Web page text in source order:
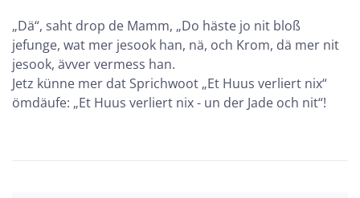
„Dä“, saht drop de Mamm, „Do häste jo nit bloß
jefunge, wat mer jesook han, nä, och Krom, dä mer nit
jesook, ävver vermess han.
Jetz künne mer dat Sprichwoot „Et Huus verliert nix“
ömdäufe: „Et Huus verliert nix - un der Jade och nit“!